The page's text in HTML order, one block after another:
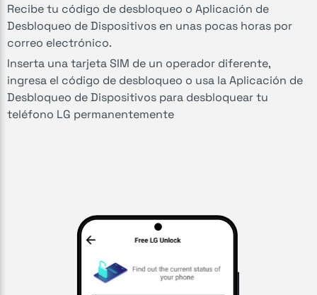
Recibe tu código de desbloqueo o Aplicación de
Desbloqueo de Dispositivos en unas pocas horas por
correo electrónico.
Inserta una tarjeta SIM de un operador diferente,
ingresa el código de desbloqueo o usa la Aplicación de
Desbloqueo de Dispositivos para desbloquear tu
teléfono LG permanentemente